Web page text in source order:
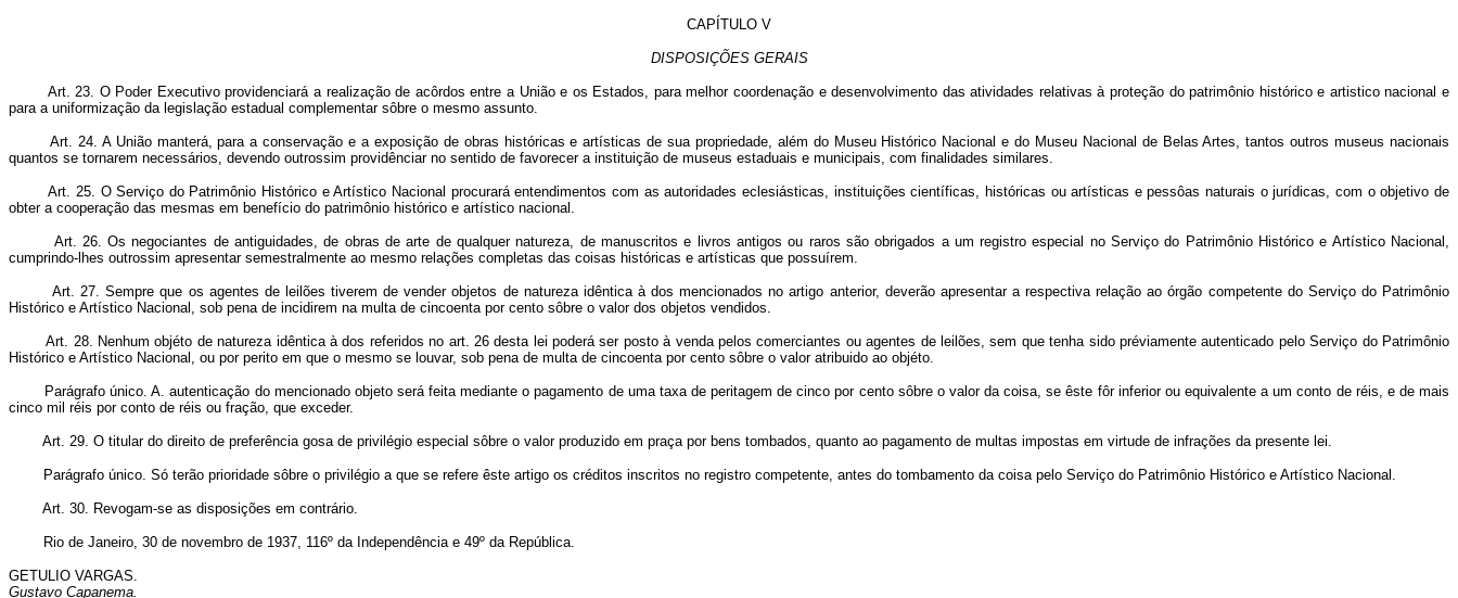
CAPÍTULO V
DISPOSIÇÕES GERAIS
Art. 23. O Poder Executivo providenciará a realização de acôrdos entre a União e os Estados, para melhor coordenação e desenvolvimento das atividades relativas à proteção do patrimônio histórico e artistico nacional e
para a uniformização da legislação estadual complementar sôbre o mesmo assunto.
Art. 24. A União manterá, para a conservação e a exposição de obras históricas e artísticas de sua propriedade, além do Museu Histórico Nacional e do Museu Nacional de Belas Artes, tantos outros museus nacionais
quantos se tornarem necessários, devendo outrossim providênciar no sentido de favorecer a instituição de museus estaduais e municipais, com finalidades similares.
Art. 25. O Serviço do Patrimônio Histórico e Artístico Nacional procurará entendimentos com as autoridades eclesiásticas, instituições científicas, históricas ou artísticas e pessôas naturais o jurídicas, com o objetivo de
obter a cooperação das mesmas em benefício do patrimônio histórico e artístico nacional.
Art. 26. Os negociantes de antiguidades, de obras de arte de qualquer natureza, de manuscritos e livros antigos ou raros são obrigados a um registro especial no Serviço do Patrimônio Histórico e Artístico Nacional,
cumprindo-lhes outrossim apresentar semestralmente ao mesmo relações completas das coisas históricas e artísticas que possuírem.
Art. 27. Sempre que os agentes de leilões tiverem de vender objetos de natureza idêntica à dos mencionados no artigo anterior, deverão apresentar a respectiva relação ao órgão competente do Serviço do Patrimônio
Histórico e Artístico Nacional, sob pena de incidirem na multa de cincoenta por cento sôbre o valor dos objetos vendidos.
Art. 28. Nenhum objéto de natureza idêntica à dos referidos no art. 26 desta lei poderá ser posto à venda pelos comerciantes ou agentes de leilões, sem que tenha sido préviamente autenticado pelo Serviço do Patrimônio
Histórico e Artístico Nacional, ou por perito em que o mesmo se louvar, sob pena de multa de cincoenta por cento sôbre o valor atribuido ao objéto.
Parágrafo único. A. autenticação do mencionado objeto será feita mediante o pagamento de uma taxa de peritagem de cinco por cento sôbre o valor da coisa, se êste fôr inferior ou equivalente a um conto de réis, e de mais
cinco mil réis por conto de réis ou fração, que exceder.
Art. 29. O titular do direito de preferência gosa de privilégio especial sôbre o valor produzido em praça por bens tombados, quanto ao pagamento de multas impostas em virtude de infrações da presente lei.
Parágrafo único. Só terão prioridade sôbre o privilégio a que se refere êste artigo os créditos inscritos no registro competente, antes do tombamento da coisa pelo Serviço do Patrimônio Histórico e Artístico Nacional.
Art. 30. Revogam-se as disposições em contrário.
Rio de Janeiro, 30 de novembro de 1937, 116º da Independência e 49º da República.
GETULIO VARGAS.
Gustavo Capanema.